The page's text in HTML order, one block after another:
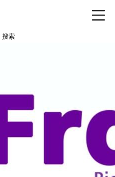
搜索